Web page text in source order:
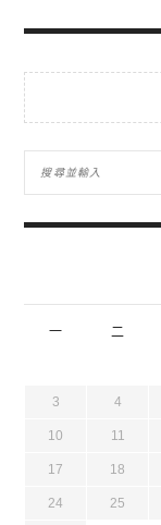
一 二
3 4
10 11
17 18
24 25